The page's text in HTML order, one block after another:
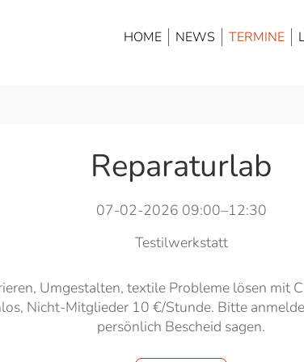
HOME NEWS TERMINE
Reparaturlab
07-02-2026 09:00–12:30
Testilwerkstatt
Umgestalten, textile Probleme lösen mit
Nicht-Mitglieder 10 €/Stunde. Bitte
persönlich Bescheid sagen.